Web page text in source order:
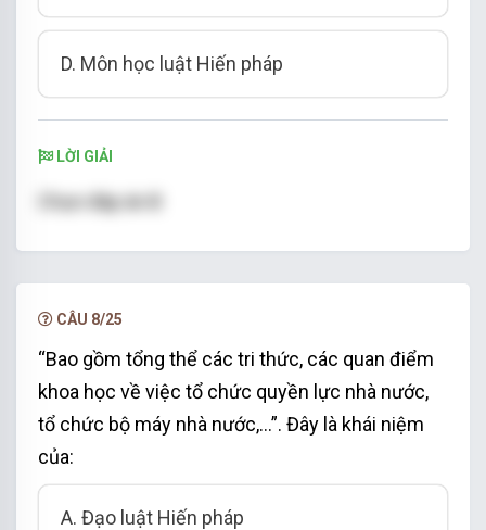
D. Môn học luật Hiến pháp
LỜI GIẢI
Chọn đáp án B
CÂU 8/25
“Bao gồm tổng thể các tri thức, các quan điểm
khoa học về việc tổ chức quyền lực nhà nước,
tổ chức bộ máy nhà nước,…”. Đây là khái niệm
của:
A. Đạo luật Hiến pháp